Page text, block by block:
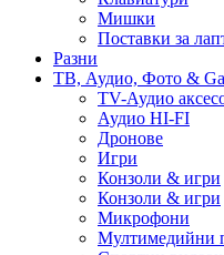
Мишки
Поставки за
Разни
ТВ, Аудио, Фото &
TV-Аудио
Аудио HI-FI
Дронове
Игри
Конзоли & игри
Конзоли & игри
Микрофони
Мултимедийни